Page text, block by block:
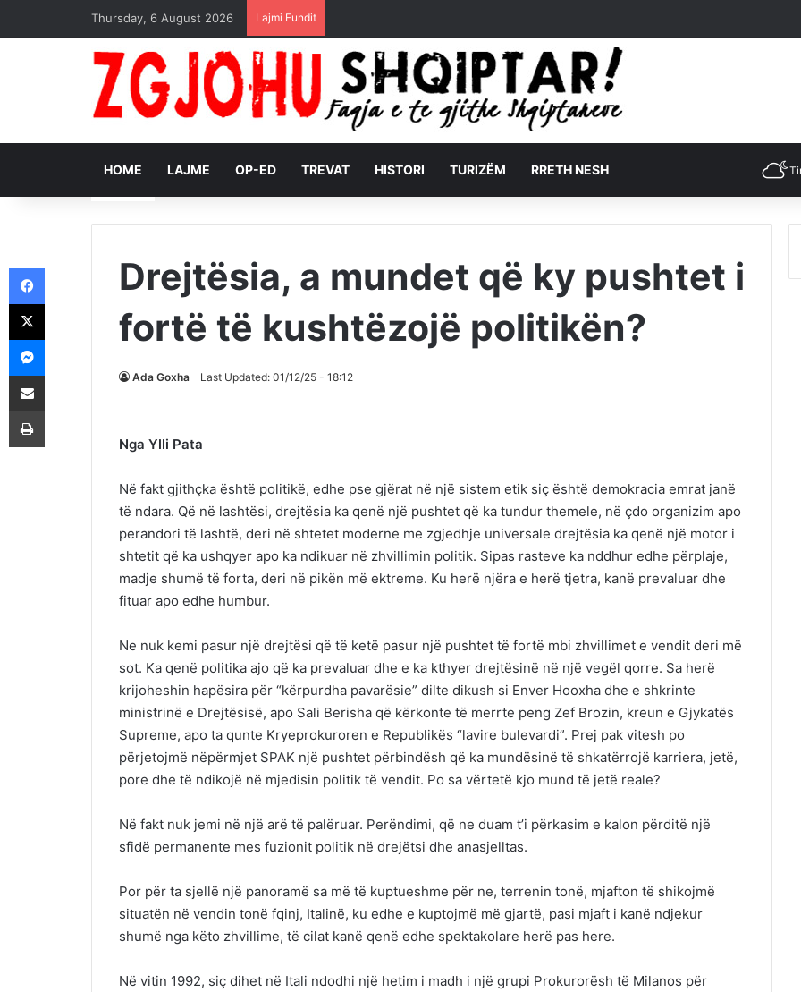
Thursday, 6 August 2026 Lajmi Fundit
HOME LAJME OP-ED TREVAT HISTORI TURIZËM RRETH NESH
Drejtësia, a mundet që ky pushtet i
fortë të kushtëzojë politikën?
Ada Goxha Last Updated: 01/12/25 - 18:12
Nga Ylli Pata
Në fakt gjithçka është politikë, edhe pse gjërat në një sistem etik siç është demokracia emrat janë
të ndara. Që në lashtësi, drejtësia ka qenë një pushtet që ka tundur themele, në çdo organizim apo
perandori të lashtë, deri në shtetet moderne me zgjedhje universale drejtësia ka qenë një motor i
shtetit që ka ushqyer apo ka ndikuar në zhvillimin politik. Sipas rasteve ka nddhur edhe përplaje,
madje shumë të forta, deri në pikën më ektreme. Ku herë njëra e herë tjetra, kanë prevaluar dhe
fituar apo edhe humbur.
Ne nuk kemi pasur një drejtësi që të ketë pasur një pushtet të fortë mbi zhvillimet e vendit deri më
sot. Ka qenë politika ajo që ka prevaluar dhe e ka kthyer drejtësinë në një vegël qorre. Sa herë
krijoheshin hapësira për “kërpurdha pavarësie” dilte dikush si Enver Hooxha dhe e shkrinte
ministrinë e Drejtësisë, apo Sali Berisha që kërkonte të merrte peng Zef Brozin, kreun e Gjykatës
Supreme, apo ta qunte Kryeprokuroren e Republikës “lavire bulevardi”. Prej pak vitesh po
përjetojmë nëpërmjet SPAK një pushtet përbindësh që ka mundësinë të shkatërrojë karriera, jetë,
pore dhe të ndikojë në mjedisin politik të vendit. Po sa vërtetë kjo mund të jetë reale?
Në fakt nuk jemi në një arë të palëruar. Perëndimi, që ne duam t’i përkasim e kalon përditë një
sfidë permanente mes fuzionit politik në drejëtsi dhe anasjelltas.
Por për ta sjellë një panoramë sa më të kuptueshme për ne, terrenin tonë, mjafton të shikojmë
situatën në vendin tonë fqinj, Italinë, ku edhe e kuptojmë më gjartë, pasi mjaft i kanë ndjekur
shumë nga këto zhvillime, të cilat kanë qenë edhe spektakolare herë pas here.
Në vitin 1992, siç dihet në Itali ndodhi një hetim i madh i një grupi Prokurorësh të Milanos për